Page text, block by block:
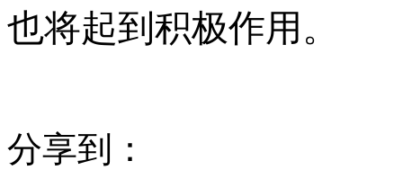
也将起到积极作用。
分享到：